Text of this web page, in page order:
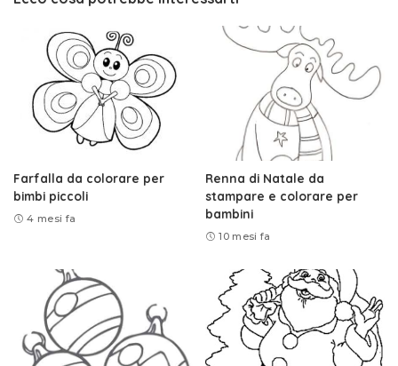
Farfalla da colorare per
bimbi piccoli
4 mesi fa
Renna di Natale da
stampare e colorare per
bambini
10 mesi fa